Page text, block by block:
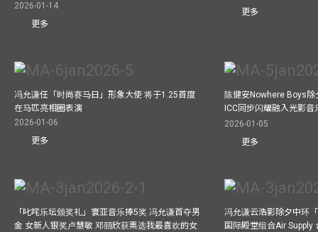
2026-01-14
更多
更多
冯允谦任「时尚赛马日」形象大使 将于1.25首度
在马匹亮相圈表演
2026-01-06
更多
陈健安Nowhere Boys
ICC同步闪耀融入光影音
2026-01-05
更多
「叱咤乐坛颁奖礼」寰亚音乐捧5奖 冯允谦首夺男
金 女新人银奖卢慧敏 邓丽欣获票选我最喜欢的女
冯允谦云浩影除夕中环
国际殿堂组合Air Supply